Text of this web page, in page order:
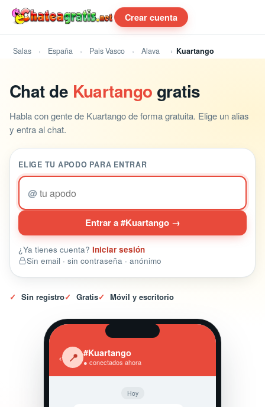
Crear cuenta
Salas España Pais Vasco Alava Kuartango
Chat de Kuartango gratis
Habla con gente de Kuartango de forma gratuita. Elige un alias
y entra al chat.
ELIGE TU APODO PARA ENTRAR
@
Entrar a #Kuartango →
¿Ya tienes cuenta? Iniciar sesión
Sin email · sin contraseña · anónimo
✓ Sin registro✓ Gratis✓ Móvil y escritorio
‹ 📍 #Kuartango
● conectados ahora
Hoy